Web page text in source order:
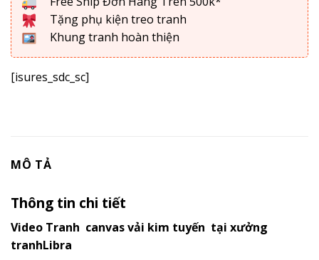
Tặng phụ kiện treo tranh
Khung tranh hoàn thiện
[isures_sdc_sc]
MÔ TẢ
Thông tin chi tiết
Video Tranh canvas vải kim tuyến tại xưởng
tranhLibra